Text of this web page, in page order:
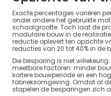
Exacte percentages variëren
onder andere het gebruikte
schaalgrootte. Toch laat de
modulaire bouw in de
reductie oplevert ten opzichte
reducties van 20 tot 40% in de
Die besparing is niet
meetbare factoren: minder
kortere bouwperiode en een
fabrieksomgeving. Omdat al
stapelen de besparingen zich